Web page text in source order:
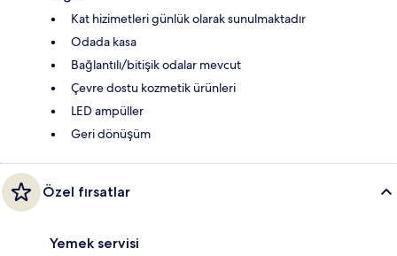
Kat hizimetleri günlük olarak sunulmaktadır
Odada kasa
Bağlantılı/bitişik odalar mevcut
Çevre dostu kozmetik ürünleri
LED ampüller
Geri dönüşüm
Özel fırsatlar
Yemek servisi